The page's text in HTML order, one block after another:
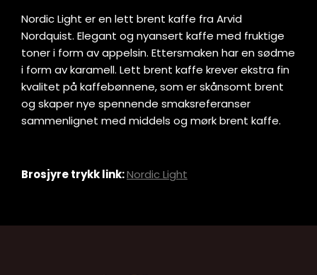
Nordic Light er en lett brent kaffe fra Arvid
Nordquist. Elegant og nyansert kaffe med fruktige
toner i form av appelsin. Ettersmaken har en sødme
i form av karamell. Lett brent kaffe krever ekstra fin
kvalitet på kaffebønnene, som er skånsomt brent
og skaper nye spennende smaksreferanser
sammenlignet med middels og mørk brent kaffe.
Brosjyre trykk link:Nordic Light